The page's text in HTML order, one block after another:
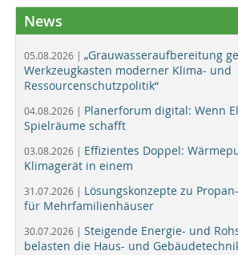
News
05.08.2026 | „Grauwasseraufbereitung
Werkzeugkasten moderner Klima- und
Ressourcenschutzpolitik“
04.08.2026 | Planerforum digital: Wenn
Spielräume schafft
03.08.2026 | Effizientes Doppel:
Klimagerät in einem
31.07.2026 | Lösungskonzepte zu
für Mehrfamilienhäuser
30.07.2026 | Steigende Energie- und
belasten die Haus- und